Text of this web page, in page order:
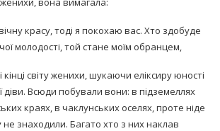
красу, тоді я покохаю вас. Хто здобуде
молодості, той стане моїм обранцем,
кінці світу женихи, шукаючи еліксиру юності
діви. Всюди побували вони: в підземеллях
краях, в чаклунських оселях, проте ніде
не знаходили. Багато хто з них наклав